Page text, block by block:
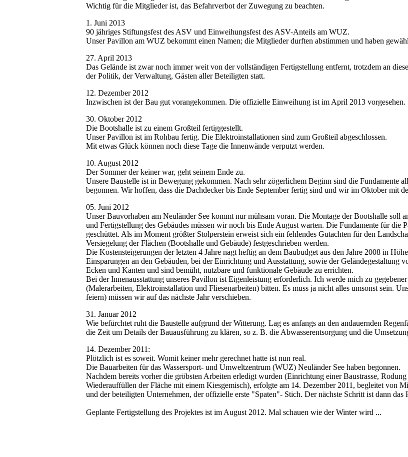
Wichtig für die Mitglieder ist, das Befahrverbot der Zuwegung zu beachten.
1. Juni 2013
90 jähriges Stiftungsfest des ASV und Einweihungsfest des ASV-Anteils am WUZ.
Unser Pavillon am WUZ bekommt einen Namen; die Mitglieder durften abstimmen und haben
27. April 2013
Das Gelände ist zwar noch immer weit von der vollständigen Fertigstellung entfernt, trotzdem an
der Politik, der Verwaltung, Gästen aller Beteiligten statt.
12. Dezember 2012
Inzwischen ist der Bau gut vorangekommen. Die offizielle Einweihung ist im April 2013 vorgesehen.
30. Oktober 2012
Die Bootshalle ist zu einem Großteil fertiggestellt.
Unser Pavillon ist im Rohbau fertig. Die Elektroinstallationen sind zum Großteil abgeschlossen.
Mit etwas Glück können noch diese Tage die Innenwände verputzt werden.
10. August 2012
Der Sommer der keiner war, geht seinem Ende zu.
Unsere Baustelle ist in Bewegung gekommen. Nach sehr zögerlichem Beginn sind die Fundamente
begonnen. Wir hoffen, dass die Dachdecker bis Ende September fertig sind und wir im Oktober mit
05. Juni 2012
Unser Bauvorhaben am Neuländer See kommt nur mühsam voran. Die Montage der Bootshalle soll
und Fertigstellung des Gebäudes müssen wir noch bis Ende August warten. Die Fundamente für die
geschüttet. Als im Moment größter Stolperstein erweist sich ein fehlendes Gutachten für den
Versiegelung der Flächen (Bootshalle und Gebäude) festgeschrieben werden.
Die Kostensteigerungen der letzten 4 Jahre nagt heftig an dem Baubudget aus den Jahre 2008 in
Einsparungen an den Gebäuden, bei der Einrichtung und Ausstattung, sowie der Geländegestaltung
Ecken und Kanten und sind bemüht, nutzbare und funktionale Gebäude zu errichten.
Bei der Innenausstattung unseres Pavillon ist Eigenleistung erforderlich. Ich werde mich zu
(Malerarbeiten, Elektroinstallation und Fliesenarbeiten) bitten. Es muss ja nicht alles umsonst sein.
feiern) müssen wir auf das nächste Jahr verschieben.
31. Januar 2012
Wie befürchtet ruht die Baustelle aufgrund der Witterung. Lag es anfangs an den andauernden
die Zeit um Details der Bauausführung zu klären, so z. B. die Abwasserentsorgung und die
14. Dezember 2011:
Plötzlich ist es soweit. Womit keiner mehr gerechnet hatte ist nun real.
Die Bauarbeiten für das Wassersport- und Umweltzentrum (WUZ) Neuländer See haben begonnen.
Nachdem bereits vorher die gröbsten Arbeiten erledigt wurden (Einrichtung einer Baustrasse,
Wiederauffüllen der Fläche mit einem Kiesgemisch), erfolgte am 14. Dezember 2011, begleitet von
und der beteiligten Unternehmen, der offizielle erste "Spaten"- Stich. Der nächste Schritt ist dann das
Geplante Fertigstellung des Projektes ist im August 2012. Mal schauen wie der Winter wird ...